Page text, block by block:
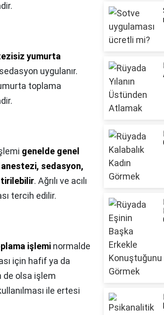
yumurta
uygulanır.
toplama
genelde genel
sedasyon,
. Ağrılı ve acılı
tercih edilir.
işlemi normalde
için hafif ya da
de olsa işlem
ile ertesi